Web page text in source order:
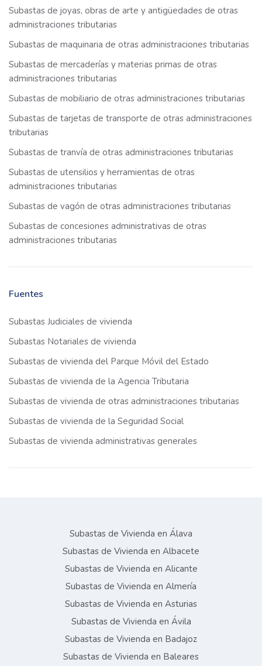
Subastas de joyas, obras de arte y antigüedades de otras
administraciones tributarias
Subastas de maquinaria de otras administraciones tributarias
Subastas de mercaderías y materias primas de otras
administraciones tributarias
Subastas de mobiliario de otras administraciones tributarias
Subastas de tarjetas de transporte de otras administraciones
tributarias
Subastas de tranvía de otras administraciones tributarias
Subastas de utensilios y herramientas de otras
administraciones tributarias
Subastas de vagón de otras administraciones tributarias
Subastas de concesiones administrativas de otras
administraciones tributarias
Fuentes
Subastas Judiciales de vivienda
Subastas Notariales de vivienda
Subastas de vivienda del Parque Móvil del Estado
Subastas de vivienda de la Agencia Tributaria
Subastas de vivienda de otras administraciones tributarias
Subastas de vivienda de la Seguridad Social
Subastas de vivienda administrativas generales
Subastas de Vivienda en Álava
Subastas de Vivienda en Albacete
Subastas de Vivienda en Alicante
Subastas de Vivienda en Almería
Subastas de Vivienda en Asturias
Subastas de Vivienda en Ávila
Subastas de Vivienda en Badajoz
Subastas de Vivienda en Baleares